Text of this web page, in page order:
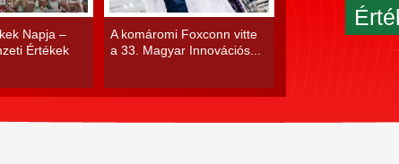
Napja –
Értékek
A komáromi Foxconn vitte
a 33. Magyar Innovációs...